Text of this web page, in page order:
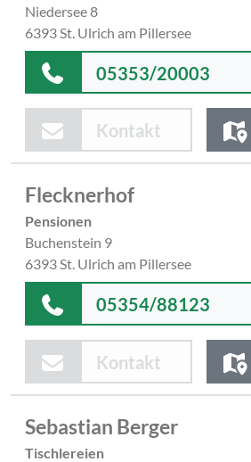
Niedersee 8
6393 St. Ulrich am Pillersee
05353/20003
Kontakt
Flecknerhof
Pensionen
Buchenstein 9
6393 St. Ulrich am Pillersee
05354/88123
Kontakt
Sebastian Berger
Tischlereien